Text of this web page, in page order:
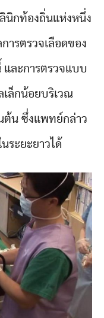
นิกท้องถิ่นแห่งหนึ่ง
ารตรวจเลือดของ
ละการตรวจแบบ
เล็กน้อยบริเวณ
ต้น ซึ่งแพทย์กล่าว
ระยะยาวได้